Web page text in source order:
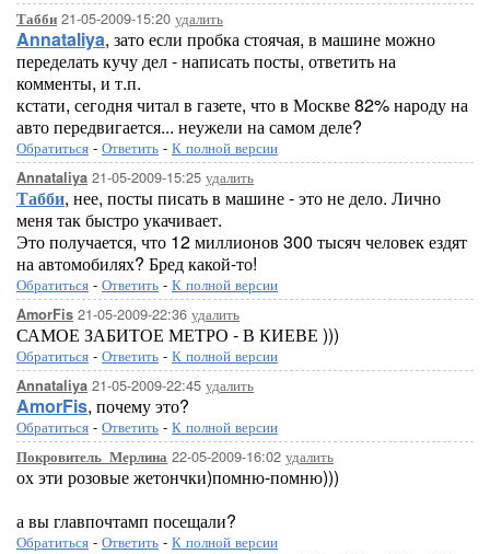
Табби 21-05-2009-15:20 удалить
Annataliya, зато если пробка стоячая, в машине можно
переделать кучу дел - написать посты, ответить на
комменты, и т.п.
кстати, сегодня читал в газете, что в Москве 82% народу на
авто передвигается... неужели на самом деле?
Обратиться - Ответить - К полной версии
Annataliya 21-05-2009-15:25 удалить
Табби, нее, посты писать в машине - это не дело. Лично
меня так быстро укачивает.
Это получается, что 12 миллионов 300 тысяч человек ездят
на автомобилях? Бред какой-то!
Обратиться - Ответить - К полной версии
AmorFis 21-05-2009-22:36 удалить
САМОЕ ЗАБИТОЕ МЕТРО - В КИЕВЕ )))
Обратиться - Ответить - К полной версии
Annataliya 21-05-2009-22:45 удалить
AmorFis, почему это?
Обратиться - Ответить - К полной версии
Покровитель_Мерлина 22-05-2009-16:02 удалить
ох эти розовые жетончки)помню-помню)))
а вы главпочтамп посещали?
Обратиться - Ответить - К полной версии